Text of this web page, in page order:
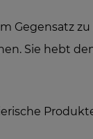
Gegensatz
Sie hebt